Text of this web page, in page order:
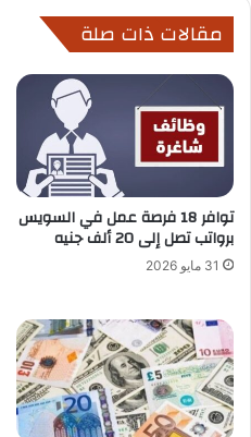
مقالات ذات صلة
توافر 18 فرصة عمل في السويس
برواتب تصل إلى 20 ألف جنيه
31 مايو 2026